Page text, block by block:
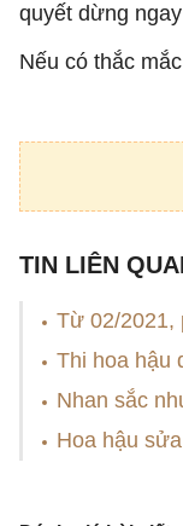
quyết dừng
Nếu có thắc
TIN LIÊN
Từ 02/2021,
Thi hoa hậu
Nhan sắc
Hoa hậu